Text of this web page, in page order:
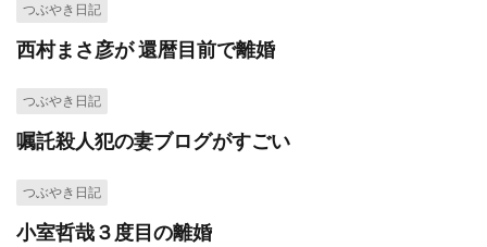
つぶやき日記
西村まさ彦が 還暦目前で離婚
つぶやき日記
嘱託殺人犯の妻ブログがすごい
つぶやき日記
小室哲哉３度目の離婚